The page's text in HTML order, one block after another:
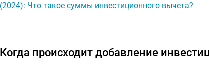
(2024): Что такое суммы инвестиционного вычета?
Когда происходит добавление